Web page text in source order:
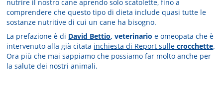
nutrire il nostro cane aprendo solo scatolette, fino a
comprendere che questo tipo di dieta include quasi tutte le
sostanze nutritive di cui un cane ha bisogno.
La prefazione è di David Bettio, veterinario e omeopata che è
intervenuto alla già citata inchiesta di Report sullecrocchette.
Ora più che mai sappiamo che possiamo far molto anche per
la salute dei nostri animali.